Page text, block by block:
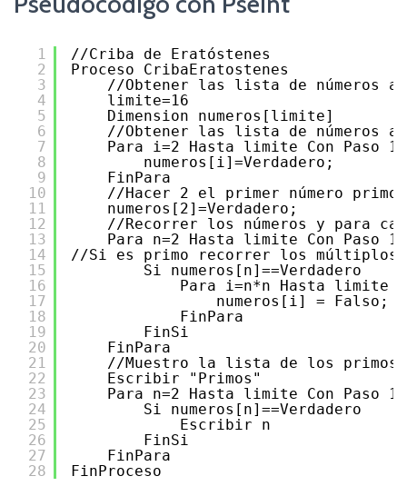
1
2
3
4
5
6
7
8
9
10
11
12
13
14
15
16
17
18
19
20
21
22
23
24
25
26
27
28
//Criba de Eratóstenes
Proceso CribaEratostenes
//Obtener las lista de números a
limite=16
Dimension numeros[limite]
//Obtener las lista de números a
Para i=2 Hasta limite Con Paso
numeros[i]=Verdadero;
FinPara
//Hacer 2 el primer número primo
numeros[2]=Verdadero;
//Recorrer los números y para
Para n=2 Hasta limite Con Paso
//Si es primo recorrer los múltiplos
Si numeros[n]==Verdadero
Para i=n*n Hasta limite
numeros[i] = Falso;
FinPara
FinSi
FinPara
//Muestro la lista de los primos
Escribir "Primos"
Para n=2 Hasta limite Con Paso 1
Si numeros[n]==Verdadero
Escribir n
FinSi
FinPara
FinProceso